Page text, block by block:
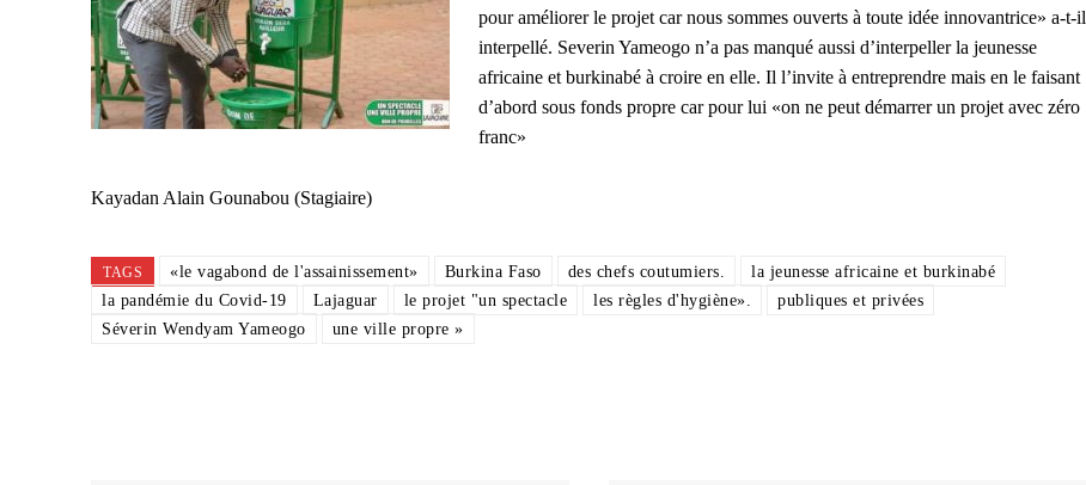
pour améliorer le projet car nous sommes ouverts à toute idée innovantrice» a-t-il
interpellé. Severin Yameogo n’a pas manqué aussi d’interpeller la jeunesse
africaine et burkinabé à croire en elle. Il l’invite à entreprendre mais en le faisant
d’abord sous fonds propre car pour lui «on ne peut démarrer un projet avec zéro
franc»
Kayadan Alain Gounabou (Stagiaire)
TAGS «le vagabond de l'assainissement» Burkina Faso des chefs coutumiers.
la jeunesse africaine et burkinabé
la pandémie du Covid-19
Lajaguar le projet "un spectacle les règles d'hygiène».
publiques et privées
Séverin Wendyam Yameogo
une ville propre »